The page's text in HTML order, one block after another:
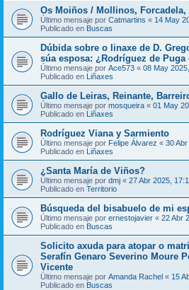
Os Moiños / Mollinos, Forcadela,
Último mensaje por Catmartins « 14 May
Publicado en Buscas
Dúbida sobre o linaxe de D.
súa esposa: ¿Rodríguez de
Último mensaje por Ace573 « 08 May
Publicado en Liñaxes
Gallo de Leiras, Reinante,
Último mensaje por mosqueira « 01 May
Publicado en Liñaxes
Rodríguez Viana y Sarmiento
Último mensaje por Felipe Álvarez « 30
Publicado en Liñaxes
¿Santa María de Viños?
Último mensaje por dmj « 27 Abr 2025,
Publicado en Territorio
Búsqueda del bisabuelo de mi
Último mensaje por ernestojavier « 22 Abr
Publicado en Buscas
Solicito axuda para atopar o
Serafín Genaro Severino Moure
Vicente
Último mensaje por Amanda Rachel « 15
Publicado en Buscas